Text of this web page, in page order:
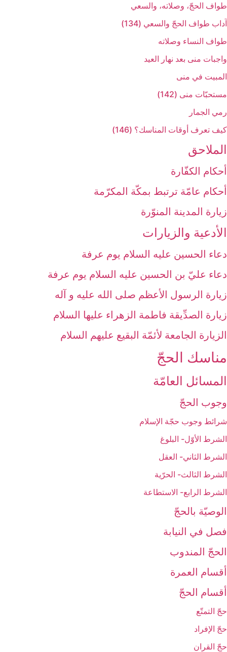
طواف الحجّ، وصلاته، والسعي‏
آداب طواف الحجّ والسعي (134)
طواف النساء وصلاته‏
واجبات منى بعد نهار العيد
المبيت في منى‏
مستحبّات منى (142)
رمي الجمار
كيف تعرف أوقات المناسك؟ (146)
الملاحق‏
أحكام الكفّارة
أحكام عامّة ترتبط بمكّة المكرّمة
زيارة المدينة المنوّرة
الأدعية والزيارات‏
دعاء الحسين عليه السلام يوم عرفة
دعاء عليّ بن الحسين عليه السلام يوم عرفة
زيارة الرسول الأعظم صلى الله عليه و آله‏
زيارة الصدِّيقة فاطمة الزهراء عليها السلام‏
الزيارة الجامعة لأئمّة البقيع عليهم السلام‏
مناسك الحجّ‏
المسائل العامّة
وجوب الحجّ‏
شرائط وجوب حجّة الإسلام‏
الشرط الأوّل- البلوغ
الشرط الثاني- العقل
الشرط الثالث- الحرّية
الشرط الرابع- الاستطاعة
الوصيّة بالحجّ‏
فصل في النيابة
الحجّ المندوب‏
أقسام العمرة
أقسام الحجّ‏
حجّ التمتّع‏
حجّ الإفراد
حجّ القران‏